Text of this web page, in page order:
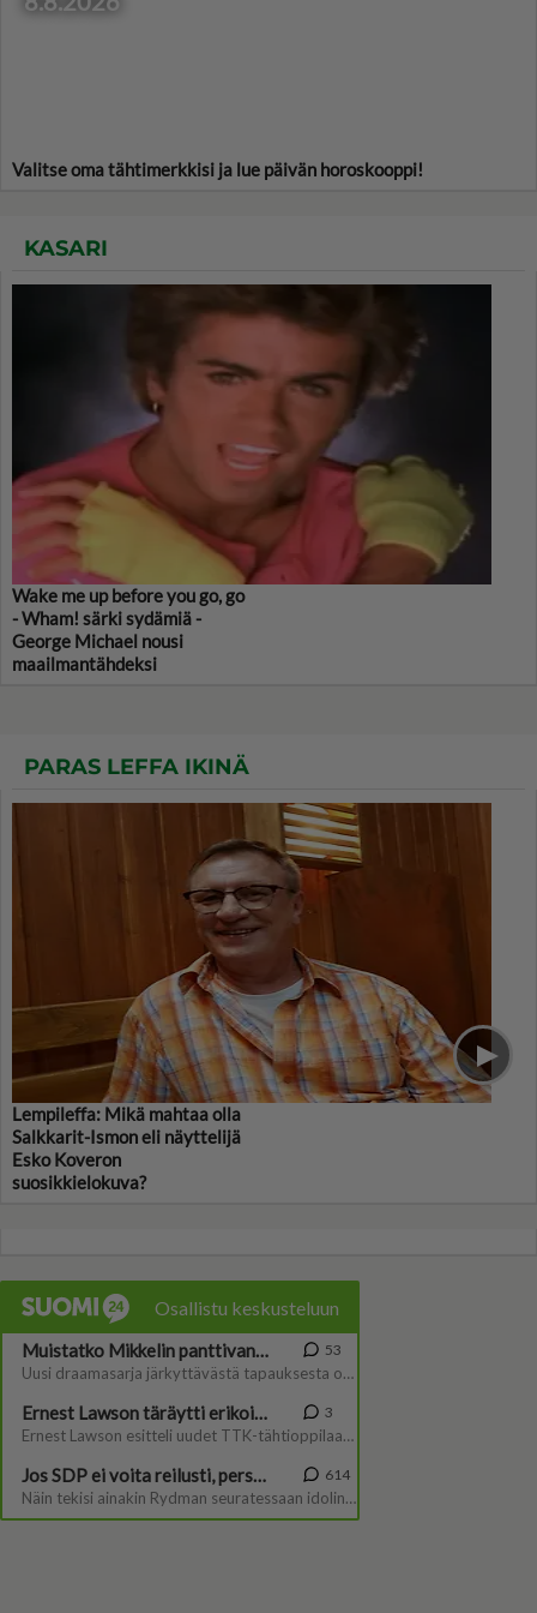
Valitse oma tähtimerkkisi ja lue päivän horoskooppi!
KASARI
Wake me up before you go, go
- Wham! särki sydämiä -
George Michael nousi
maailmantähdeksi
PARAS LEFFA IKINÄ
Lempileffa: Mikä mahtaa olla
Salkkarit-Ismon eli näyttelijä
Esko Koveron
suosikkielokuva?